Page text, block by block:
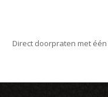
Direct doorpraten met